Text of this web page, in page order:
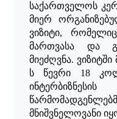
საქართველოს
მიერ
ვიზიტი, რომელიც
მართვასა
და
მიეძღვნა.
ს წევრი 18
მნიშვნელოვანი